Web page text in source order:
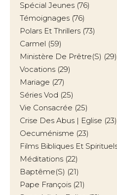
Spécial Jeunes (76)
Témoignages (76)
Polars Et Thrillers (73)
Carmel (59)
Ministère De Prêtre(s) (29)
Vocations (29)
Mariage (27)
Séries Vod (25)
Vie Consacrée (25)
Crise Des Abus | Eglise (23)
Oecuménisme (23)
Films Bibliques Et
Méditations (22)
Baptême(s) (21)
Pape François (21)